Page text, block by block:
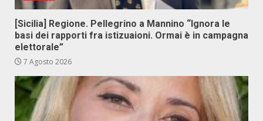
[Sicilia] Regione. Pellegrino a Mannino “Ignora le
basi dei rapporti fra istizuaioni. Ormai è in campagna
elettorale”
7 Agosto 2026